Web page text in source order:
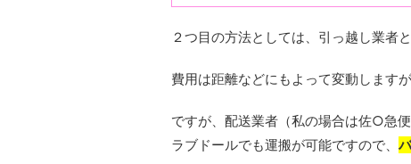
２つ目の方法としては、引っ越し業者
費用は距離などにもよって変動します
ですが、配送業者（私の場合は佐○急
ラブドールでも運搬が可能ですので、